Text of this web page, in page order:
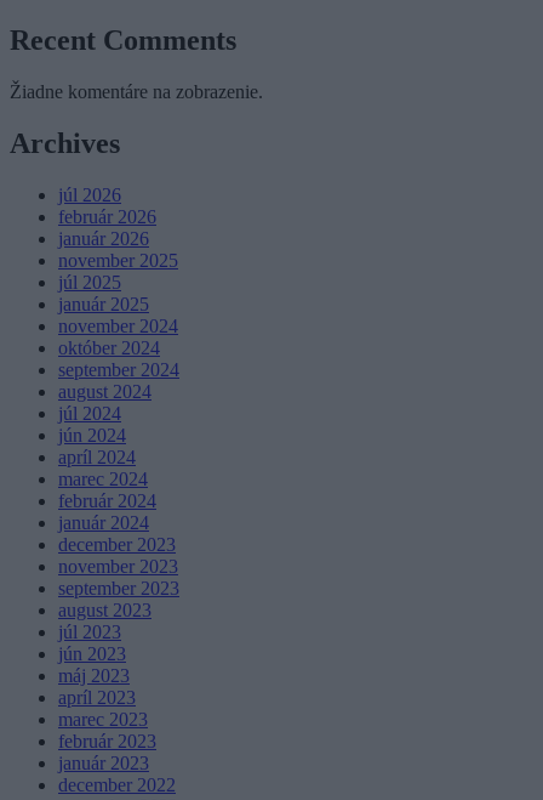
Recent Comments
Žiadne komentáre na zobrazenie.
Archives
júl 2026
február 2026
január 2026
november 2025
júl 2025
január 2025
november 2024
október 2024
september 2024
august 2024
júl 2024
jún 2024
apríl 2024
marec 2024
február 2024
január 2024
december 2023
november 2023
september 2023
august 2023
júl 2023
jún 2023
máj 2023
apríl 2023
marec 2023
február 2023
január 2023
december 2022